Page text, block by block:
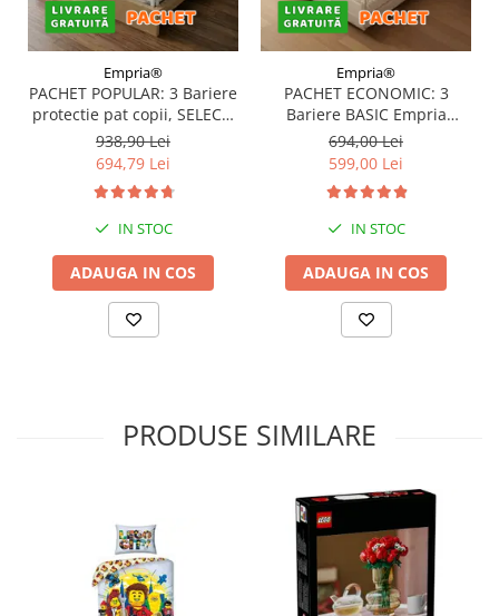
Empria®
PACHET POPULAR: 3 Bariere
protectie pat copii, SELECT,
160x200 cm
938,90 Lei
694,79 Lei
IN STOC
ADAUGA IN COS
Empria®
PACHET ECONOMIC: 3
Bariere BASIC Empria
protectie pat 160X200 cm +
bara stabilizatoare
694,00 Lei
599,00 Lei
IN STOC
ADAUGA IN COS
PRODUSE SIMILARE